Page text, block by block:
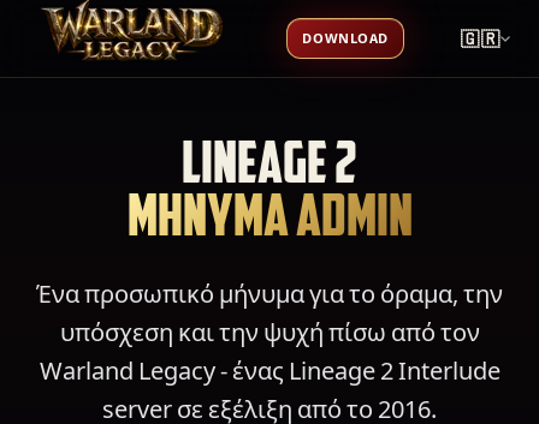
DOWNLOAD 🇬🇷
LINEAGE 2
ΜΗΝΥΜΑ ADMIN
Ένα προσωπικό μήνυμα για το όραμα, την
υπόσχεση και την ψυχή πίσω από τον
Warland Legacy - ένας Lineage 2 Interlude
server σε εξέλιξη από το 2016.